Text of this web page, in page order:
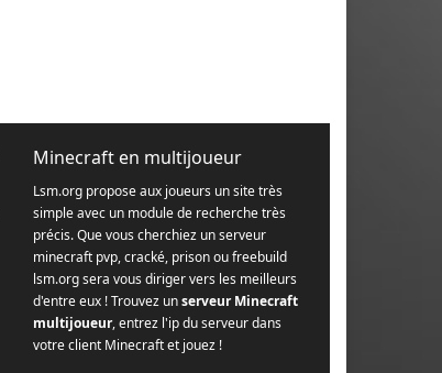
Minecraft en multijoueur
Lsm.org propose aux joueurs un site très
simple avec un module de recherche très
précis. Que vous cherchiez un serveur
minecraft pvp, cracké, prison ou freebuild
lsm.org sera vous diriger vers les meilleurs
d'entre eux ! Trouvez unserveur Minecraft
multijoueur, entrez l'ip du serveur dans
votre client Minecraft et jouez !